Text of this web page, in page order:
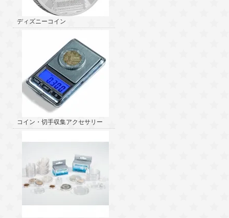
ディズニーコイン
コイン・切手収集アクセサリー